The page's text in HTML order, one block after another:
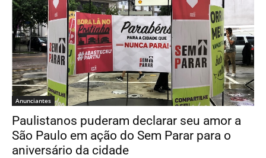
Anunciantes
Paulistanos puderam declarar seu amor a
São Paulo em ação do Sem Parar para o
aniversário da cidade